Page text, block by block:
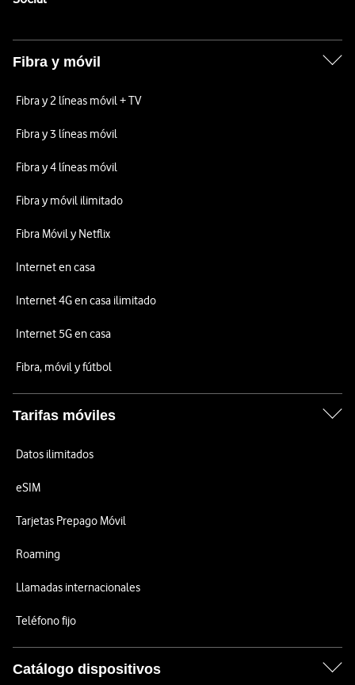
Fibra y móvil
Fibra y 2 líneas móvil + TV
Fibra y 3 líneas móvil
Fibra y 4 líneas móvil
Fibra y móvil ilimitado
Fibra Móvil y Netflix
Internet en casa
Internet 4G en casa ilimitado
Internet 5G en casa
Fibra, móvil y fútbol
Tarifas móviles
Datos ilimitados
eSIM
Tarjetas Prepago Móvil
Roaming
Llamadas internacionales
Teléfono fijo
Catálogo dispositivos